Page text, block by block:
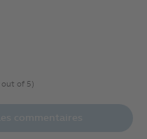
out of 5)